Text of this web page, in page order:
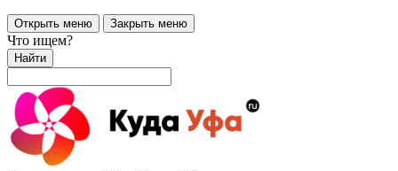
Открыть меню Закрыть меню
Что ищем?
Найти